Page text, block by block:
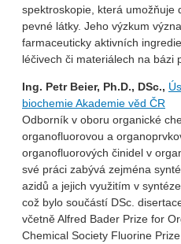
spektroskopie, která umožňuje
pevné látky. Jeho výzkum
farmaceuticky aktivních
léčivech či materiálech na bázi
Ing. Petr Beier, Ph.D., DSc.,
biochemie Akademie věd ČR
Odborník v oboru organické
organofluorovou a
organofluorových činidel v
své práci zabývá zejména
azidů a jejich využitím v
což bylo součástí DSc.
včetně Alfred Bader Prize for
Chemical Society Fluorine Prize.